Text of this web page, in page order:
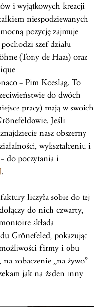
i wyjątkowych kreacji
niespodziewanych
pozycję zajmuje
szef działu
(Tony de Haas) oraz
– Pim Koeslag. To
do dwóch
pracy) mają w swoich
Jeśli
nasz obszerny
wykształceniu i
do poczytania i
.
liczyła sobie do tej
dołączy do nich czwarty,
składa
Grönefeled, pokazując
możliwości firmy i obu
na zobaczenie „na żywo”
jak na żaden inny